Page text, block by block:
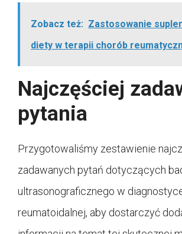
Zobacz też: Zastosowanie
diety w terapii chorób
Najczęściej
pytania
Przygotowaliśmy zestawienie
zadawanych pytań dotyczących
ultrasonograficznego w
reumatoidalnej, aby dostarczyć